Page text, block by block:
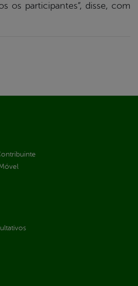
os participantes”, disse, com